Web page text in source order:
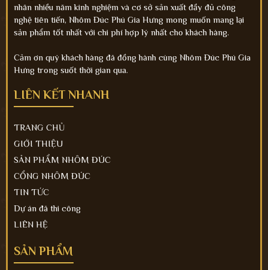
nhân nhiều năm kinh nghiệm và cơ sở sản xuất đầy đủ công
nghệ tiên tiến, Nhôm Đúc Phú Gia Hưng mong muốn mang lại
sản phẩm tốt nhất với chi phí hợp lý nhất cho khách hàng.
Cảm ơn quý khách hàng đã đồng hành cùng Nhôm Đúc Phú Gia
Hưng trong suốt thời gian qua.
LIÊN KẾT NHANH
TRANG CHỦ
GIỚI THIỆU
SẢN PHẨM NHÔM ĐÚC
CỔNG NHÔM ĐÚC
TIN TỨC
Dự án đã thi công
LIÊN HỆ
SẢN PHẨM